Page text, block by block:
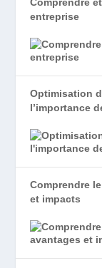
entreprise
Optimisation
l’importance
Comprendre
et impacts